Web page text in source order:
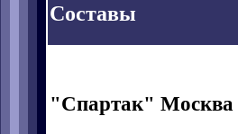
Составы
"Спартак" Москва